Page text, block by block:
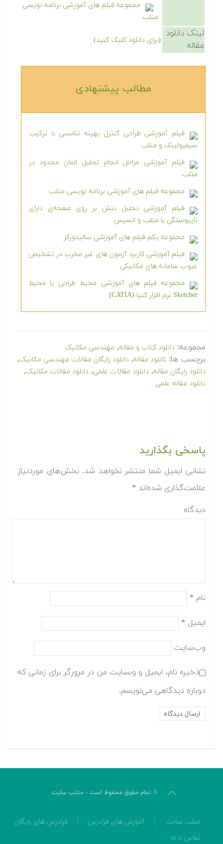
مجموعه فیلم های آموزشی برنامه نویسی
متلب
لینک دانلود
مقاله
(برای دانلود کلیک کنید)
مطالب پیشنهادی‎
فیلم آموزشی طراحی کنترل بهینه تناسبی با ترکیب
سیمیولینک و متلب
فیلم آموزشی مراحل انجام تحلیل المان محدود در
متلب
مجموعه فیلم های آموزشی برنامه نویسی متلب
فیلم آموزشی تحلیل تنش بر روی صفحه‌ی دارای
ناپیوستگی با متلب و انسیس
مجموعه یکم فیلم های آموزشی سالیدورکز
فیلم آموزشی کاربرد آزمون های غیر مخرب در تشخیص
عیوب سامانه های مکانیکی
مجموعه فیلم های آموزشی محیط طراحی یا محیط
Sketcher نرم افزار کتیا (CATIA)
مجموعه: دانلود کتاب و مقاله, مهندسی مکانیک
برچسب ها: ئانلود مقاله, دانلود رایگان مقالات مهندسی مکانیک,
دانلود رایگان مقاله, دانلود مقالات علمی, دانلود مقالات مکانیک,
دانلود مقاله علمی
پاسخی بگذارید
نشانی ایمیل شما منتشر نخواهد شد. بخش‌های موردنیاز
علامت‌گذاری شده‌اند *
دیدگاه
نام *
ایمیل *
وب‌سایت
ذخیره نام، ایمیل و وبسایت من در مرورگر برای زمانی که
دوباره دیدگاهی می‌نویسم.
© تمام حقوق محفوظ است - متلب سایت
متلب سایت آموزش های فرادرس
فرادرس های رایگان
تماس با ما